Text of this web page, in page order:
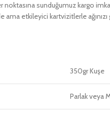
noktasına sunduğumuz kargo
etkileyici kartvizitlerle
350gr Kuşe
Parlak veya